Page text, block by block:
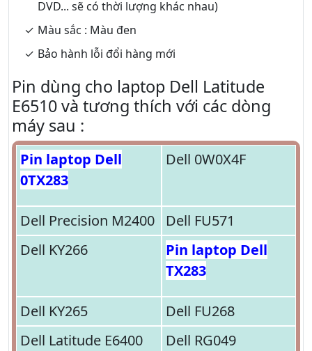
DVD... sẽ có thời lượng khác nhau)
Màu sắc : Màu đen
Bảo hành lỗi đổi hàng mới
Pin dùng cho laptop Dell Latitude
E6510 và tương thích với các dòng
máy sau :
Pin laptop Dell
0TX283
Dell 0W0X4F
Dell Precision M2400
Dell FU571
Dell KY266
Pin laptop Dell
TX283
Dell KY265
Dell FU268
Dell Latitude E6400
Dell RG049